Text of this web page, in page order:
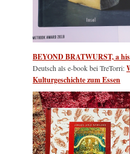
BEYOND BRATWURST, a
Deutsch als e-book bei TreTorri:
Kulturgeschichte zum Essen